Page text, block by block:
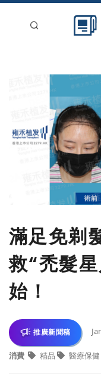
新聞稿分類
刊登
滿足免剃
救“禿髮
始！
推廣新聞稿
消費 精品 醫療保健